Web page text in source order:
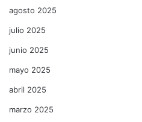
agosto 2025
julio 2025
junio 2025
mayo 2025
abril 2025
marzo 2025